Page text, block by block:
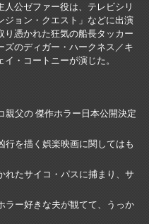
公ゼファー役は、テレビシリ
ジョン・クエスト」などに出演
り憑かれた狂気の船長タッカー
ズのディガー・ハークネス／キ
・コートニーが演じた。
親父の 傑作ホラー日本公開決定
行を描く娯楽映画に関してはも
れたサイコ・パスに捕まり、サ
ラー好きな夫が観てて、うっか